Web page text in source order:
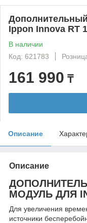
Ippon Innova RT
В наличии
Код: 621783
161 990 ₸
Описание
Описание
МОДУЛЬ ДЛЯ
Для увеличения
источники